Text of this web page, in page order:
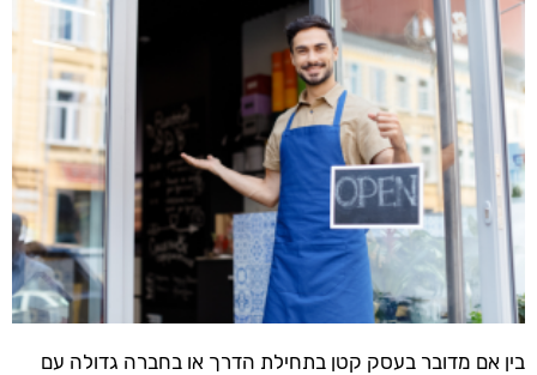
בין אם מדובר בעסק קטן בתחילת הדרך או בחברה גדולה עם